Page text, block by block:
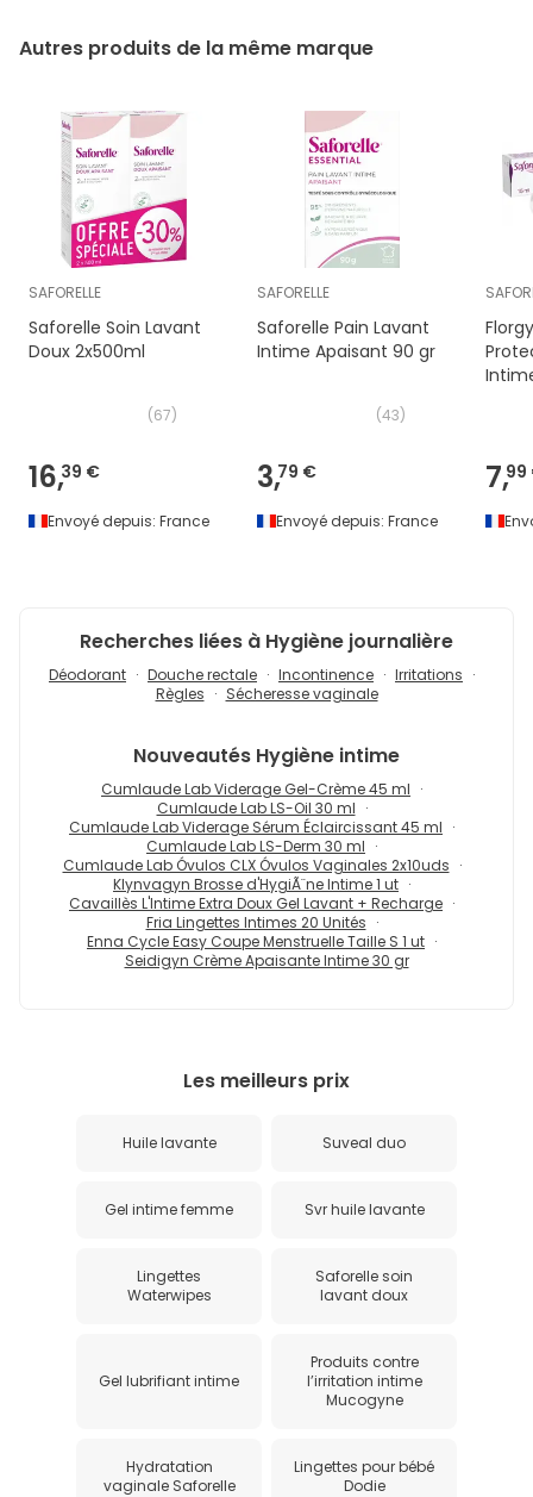
Autres produits de la même marque
SAFORELLE
Saforelle Soin Lavant
Doux 2x500ml
(67)
16,39 €
Envoyé depuis: France
SAFORELLE
Saforelle Pain Lavant
Intime Apaisant 90 gr
(43)
3,79 €
Envoyé depuis: France
7,99
Recherches liées à Hygiène journalière
Déodorant Douche rectale Incontinence
Irritations
Règles
Sécheresse vaginale
Nouveautés Hygiène intime
Cumlaude Lab Viderage Gel-Crème 45 ml
Cumlaude Lab LS-Oil 30 ml
Cumlaude Lab Viderage Sérum Éclaircissant 45 ml
Cumlaude Lab LS-Derm 30 ml
Cumlaude Lab Óvulos CLX Óvulos Vaginales 2x10uds
Klynvagyn Brosse d'HygiÃ¨ne Intime 1 ut
Cavaillès L'Intime Extra Doux Gel Lavant + Recharge
Fria Lingettes Intimes 20 Unités
Enna Cycle Easy Coupe Menstruelle Taille S 1 ut
Seidigyn Crème Apaisante Intime 30 gr
Les meilleurs prix
Huile lavante Suveal duo
Gel intime femme Svr huile lavante
Lingettes
Waterwipes
Saforelle soin
lavant doux
Gel lubrifiant intime
Produits contre
l’irritation intime
Mucogyne
Hydratation
vaginale Saforelle
Lingettes pour bébé
Dodie